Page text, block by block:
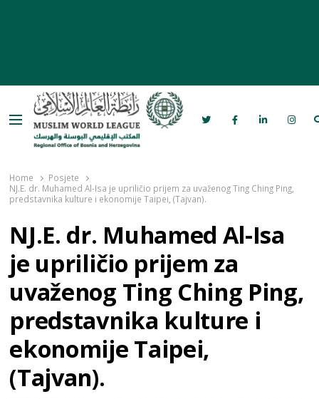
Menu
Bosni i Hercegovini
Home
Posjete
NJ.E. dr. Muhamed Al-Isa je upriličio prijem za uvaženog Ting Ching Ping,
predstavnika kulture i ekonomije Taipei, (Tajvan).
NJ.E. dr. Muhamed Al-Isa
je upriličio prijem za
uvaženog Ting Ching Ping,
predstavnika kulture i
ekonomije Taipei,
(Tajvan).